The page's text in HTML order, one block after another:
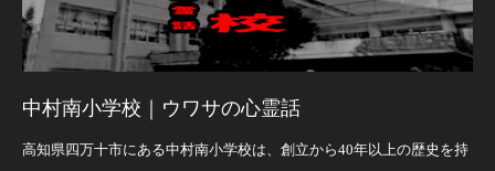
中村南小学校｜ウワサの心霊話
高知県四万十市にある中村南小学校は、創立から40年以上の歴史を持